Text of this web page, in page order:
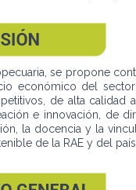
se propone
económico del
de alta calidad
e innovación, de
la docencia y la
de la RAE y del país.